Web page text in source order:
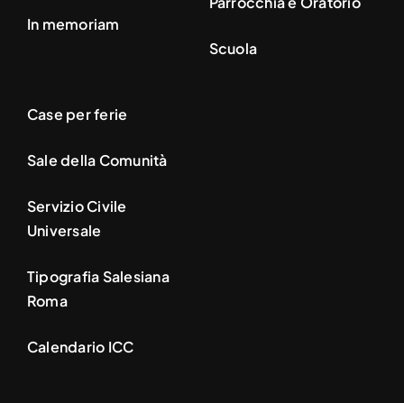
In memoriam
Scuola
Case per ferie
Sale della Comunità
Servizio Civile
Universale
Tipografia Salesiana
Roma
Calendario ICC